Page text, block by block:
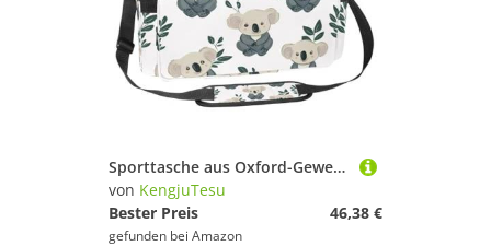
Sporttasche aus Oxford-Gewebe, mit abnehmbarem Schultergurt, Trainings-Handtasche, Übernachtungstasche für Damen und Herren, Panda-Muster, Mehrfarbig 16, Einheitsgröße, Handgepäck
von KengjuTesu
Bester Preis
46,38 €
gefunden bei Amazon